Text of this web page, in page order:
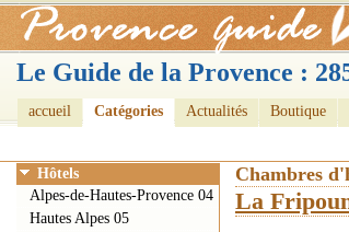
Le Guide de la Provence :
accueil Catégories Actualités Boutique
Chambres
La
Hôtels
Alpes-de-Hautes-Provence 04
Hautes Alpes 05